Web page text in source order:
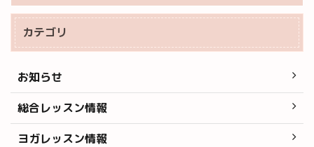
カテゴリ
お知らせ
総合レッスン情報
ヨガレッスン情報